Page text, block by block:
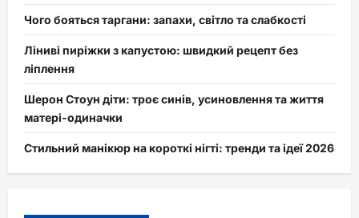
Чого бояться таргани: запахи, світло та слабкості
Ліниві пиріжки з капустою: швидкий рецепт без
ліплення
Шерон Стоун діти: троє синів, усиновлення та життя
матері-одиначки
Стильний манікюр на короткі нігті: тренди та ідеї 2026